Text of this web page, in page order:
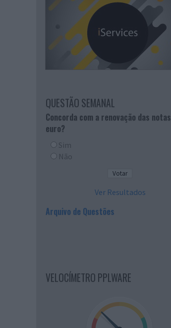
QUESTÃO SEMANAL
Concorda com a renovação das
euro?
Sim
Não
Ver Resultados
Arquivo de Questões
VELOCÍMETRO PPLWARE